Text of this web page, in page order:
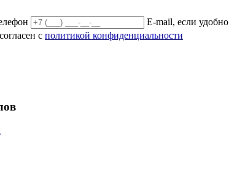
E-mail, если удобно
с политикой конфиденциальности